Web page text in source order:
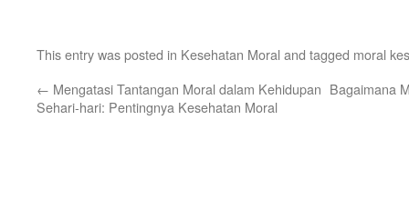
This entry was posted in Kesehatan Moral and tagged moral
← Mengatasi Tantangan Moral dalam Kehidupan
Sehari-hari: Pentingnya Kesehatan Moral
Bagaimana